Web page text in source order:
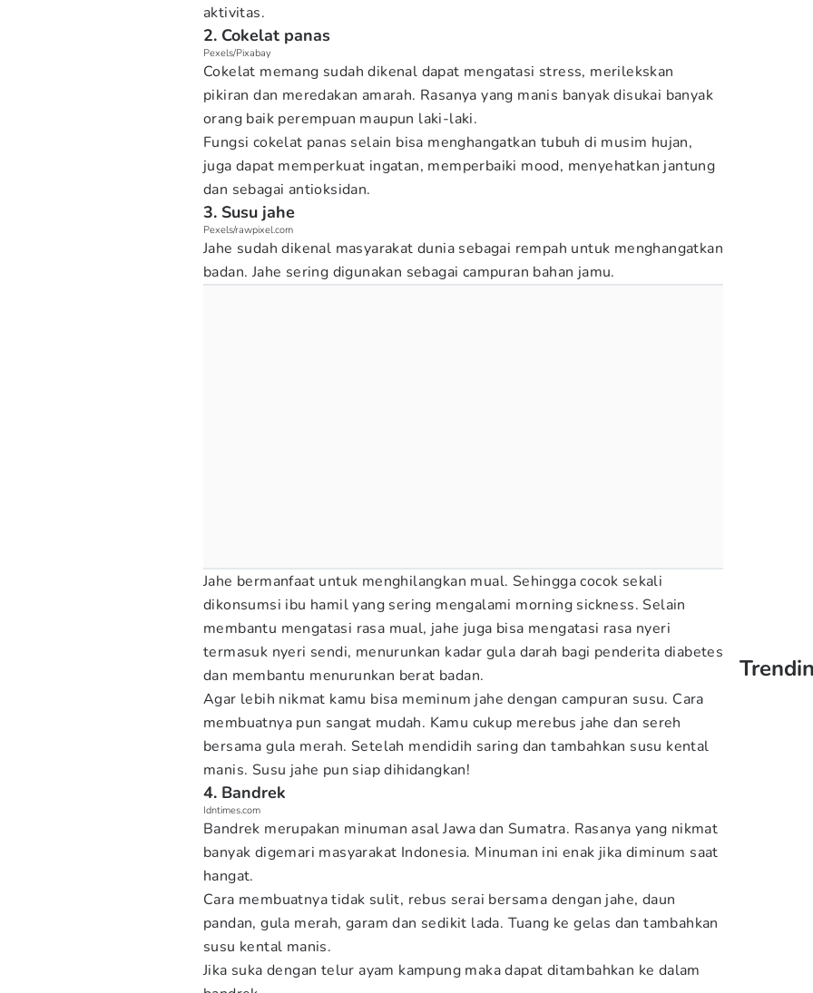
aktivitas.
2. Cokelat panas
Pexels/Pixabay
Cokelat memang sudah dikenal dapat mengatasi stress, merilekskan
pikiran dan meredakan amarah. Rasanya yang manis banyak disukai banyak
orang baik perempuan maupun laki-laki.
Fungsi cokelat panas selain bisa menghangatkan tubuh di musim hujan,
juga dapat memperkuat ingatan, memperbaiki mood, menyehatkan jantung
dan sebagai antioksidan.
3. Susu jahe
Pexels/rawpixel.com
Jahe sudah dikenal masyarakat dunia sebagai rempah untuk menghangatkan
badan. Jahe sering digunakan sebagai campuran bahan jamu.
Jahe bermanfaat untuk menghilangkan mual. Sehingga cocok sekali
dikonsumsi ibu hamil yang sering mengalami morning sickness. Selain
membantu mengatasi rasa mual, jahe juga bisa mengatasi rasa nyeri
termasuk nyeri sendi, menurunkan kadar gula darah bagi penderita diabetes
dan membantu menurunkan berat badan.
Agar lebih nikmat kamu bisa meminum jahe dengan campuran susu. Cara
membuatnya pun sangat mudah. Kamu cukup merebus jahe dan sereh
bersama gula merah. Setelah mendidih saring dan tambahkan susu kental
manis. Susu jahe pun siap dihidangkan!
4. Bandrek
Idntimes.com
Bandrek merupakan minuman asal Jawa dan Sumatra. Rasanya yang nikmat
banyak digemari masyarakat Indonesia. Minuman ini enak jika diminum saat
hangat.
Cara membuatnya tidak sulit, rebus serai bersama dengan jahe, daun
pandan, gula merah, garam dan sedikit lada. Tuang ke gelas dan tambahkan
susu kental manis.
Jika suka dengan telur ayam kampung maka dapat ditambahkan ke dalam